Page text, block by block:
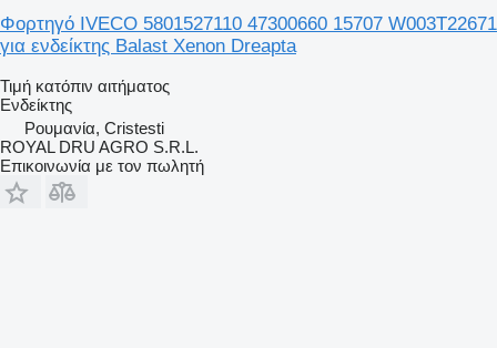
Φορτηγό IVECO 5801527110 47300660 15707 W003T22671
για ενδείκτης Balast Xenon Dreapta
Τιμή κατόπιν αιτήματος
Ενδείκτης
Ρουμανία, Cristesti
ROYAL DRU AGRO S.R.L.
Επικοινωνία με τον πωλητή